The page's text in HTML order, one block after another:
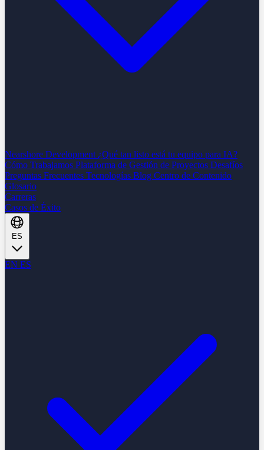
Nearshore Development ¿Qué tan listo está tu equipo para IA?
Cómo Trabajamos Plataforma de Gestión de Proyectos Desafíos
Preguntas Frecuentes Tecnologías Blog Centro de Contenido
Glosario
Carreras
Casos de Éxito
EN ES